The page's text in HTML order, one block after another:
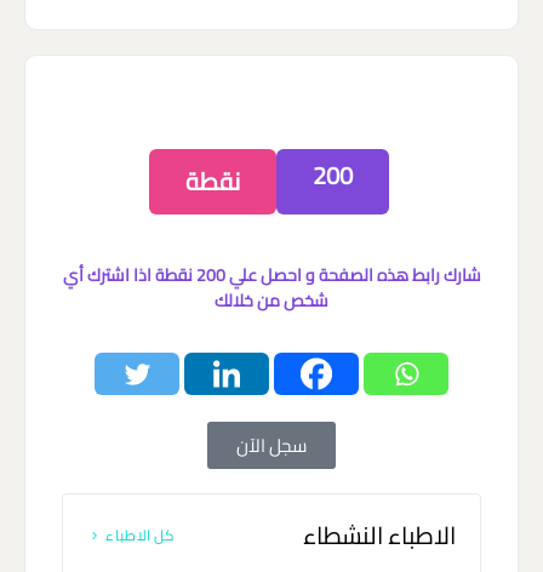
200 نقطة
شارك رابط هذه الصفحة و احصل علي 200 نقطة اذا اشترك أي
شخص من خلالك
سجل الآن
الاطباء النشطاء كل الاطباء